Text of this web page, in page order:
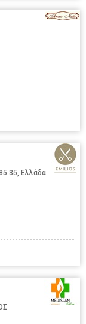
35, Ελλάδα